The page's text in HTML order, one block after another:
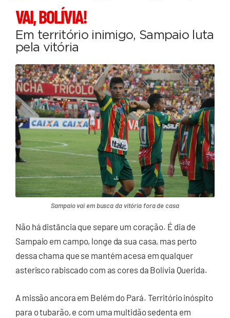
VAI, BOLÍVIA!
Em território inimigo, Sampaio luta
pela vitória
Sampaio vai em busca da vitória fora de casa
Não há distância que separe um coração. É dia de
Sampaio em campo, longe da sua casa, mas perto
dessa chama que se mantém acesa em qualquer
asterisco rabiscado com as cores da Bolívia Querida.
A missão ancora em Belém do Pará. Território inóspito
para o tubarão, e com uma multidão sedenta em